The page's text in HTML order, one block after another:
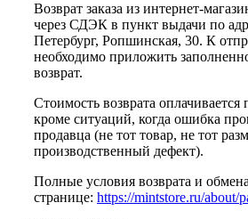
Возврат заказа из интернет-
через СДЭК в пункт выдачи по
Петербург, Ропшинская, 30. К
необходимо приложить
возврат.
Стоимость возврата оплачивается
кроме ситуаций, когда ошибка
продавца (не тот товар, не тот
производственный дефект).
Полные условия возврата и
странице: https://mintstore.ru/about/